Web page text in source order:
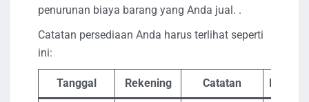
penurunan biaya barang yang Anda jual. .
Catatan persediaan Anda harus terlihat seperti
ini:
Tanggal Rekening Catatan Debit